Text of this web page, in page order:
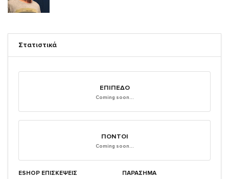
Στατιστικά
ΕΠΊΠΕΔΟ
Coming soon...
ΠΌΝΤΟΙ
Coming soon...
ESHOP ΕΠΙΣΚΈΨΕΙΣ ΠΑΡΑΣΗΜΑ